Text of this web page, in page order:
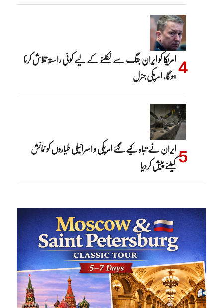
امریکا کو ایران جنگ سے نکلنے کے لیے کوئی راستہ تلاش کرنا
ہوگا، امریکی جنرل
ایران نے تباہ کیے گئے امریکی و اسرائیلی طیاروں کو نمائش
کیلئے پیش کردیا